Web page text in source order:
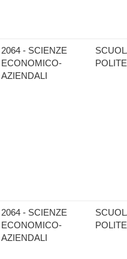
2064 - SCIENZE
ECONOMICO-
AZIENDALI
2064 - SCIENZE
ECONOMICO-
AZIENDALI